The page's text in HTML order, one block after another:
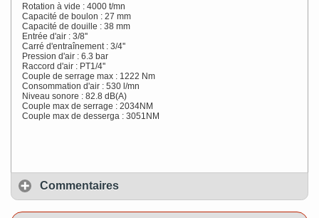
Rotation à vide : 4000 t/mn
Capacité de boulon : 27 mm
Capacité de douille : 38 mm
Entrée d'air : 3/8''
Carré d'entraînement : 3/4''
Pression d'air : 6.3 bar
Raccord d'air : PT1/4''
Couple de serrage max : 1222 Nm
Consommation d'air : 530 l/mn
Niveau sonore : 82.8 dB(A)
Couple max de serrage : 2034NM
Couple max de desserga : 3051NM
Commentaires